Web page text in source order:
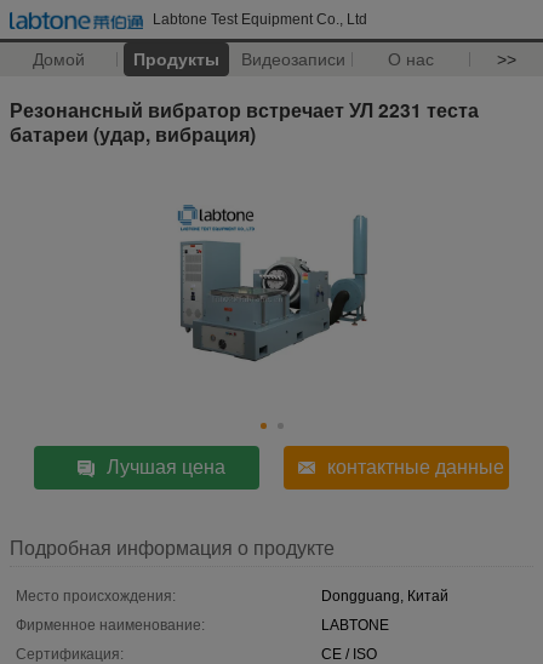
Labtone Test Equipment Co., Ltd
Домой Продукты Видеозаписи О нас >>
Резонансный вибратор встречает УЛ 2231 теста
батареи (удар, вибрация)
Лучшая цена контактные данные
Подробная информация о продукте
Место происхождения:
Dongguang, Китай
Фирменное наименование:
LABTONE
Сертификация:
CE / ISO